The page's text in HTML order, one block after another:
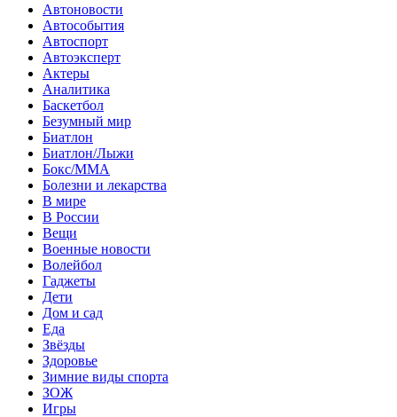
Автоновости
Автособытия
Автоспорт
Автоэксперт
Актеры
Аналитика
Баскетбол
Безумный мир
Биатлон
Биатлон/Лыжи
Бокс/MMA
Болезни и лекарства
В мире
В России
Вещи
Военные новости
Волейбол
Гаджеты
Дети
Дом и сад
Еда
Звёзды
Здоровье
Зимние виды спорта
ЗОЖ
Игры